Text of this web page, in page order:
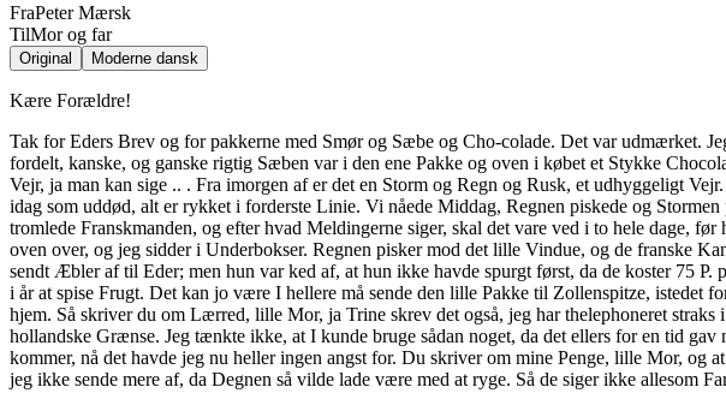
FraPeter Mærsk
TilMor og far
Original Moderne dansk
Kære Forældre!
Tak for Eders Brev og for pakkerne med Smør og Sæbe og Cho-colade. Det var udmærket.
fordelt, kanske, og ganske rigtig Sæben var i den ene Pakke og oven i købet et Stykke
Vejr, ja man kan sige .. . Fra imorgen af er det en Storm og Regn og Rusk, et udhyggeligt
idag som uddød, alt er rykket i forderste Linie. Vi nåede Middag, Regnen piskede og
tromlede Franskmanden, og efter hvad Meldingerne siger, skal det vare ved i to hele dage,
oven over, og jeg sidder i Underbokser. Regnen pisker mod det lille Vindue, og de franske
sendt Æbler af til Eder; men hun var ked af, at hun ikke havde spurgt først, da de koster 75
i år at spise Frugt. Det kan jo være I hellere må sende den lille Pakke til Zollenspitze,
hjem. Så skriver du om Lærred, lille Mor, ja Trine skrev det også, jeg har thelephoneret
hollandske Grænse. Jeg tænkte ikke, at I kunde bruge sådan noget, da det ellers for en tid
kommer, nå det havde jeg nu heller ingen angst for. Du skriver om mine Penge, lille Mor,
jeg ikke sende mere af, da Degnen så vilde lade være med at ryge. Så de siger ikke allesom